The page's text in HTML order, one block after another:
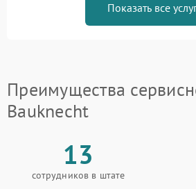
Показать все
Преимущества
Bauknecht
13
сотрудников в штате